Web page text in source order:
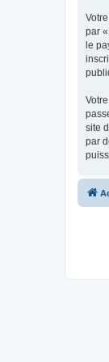
par
le
site
par